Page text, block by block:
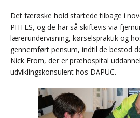
Det færøske hold startede tilbage i
PHTLS, og de har så skiftevis via
lærerundervisning, kørselspraktik og
gennemført pensum, indtil de bestod
Nick From, der er præhospital
udviklingskonsulent hos DAPUC.